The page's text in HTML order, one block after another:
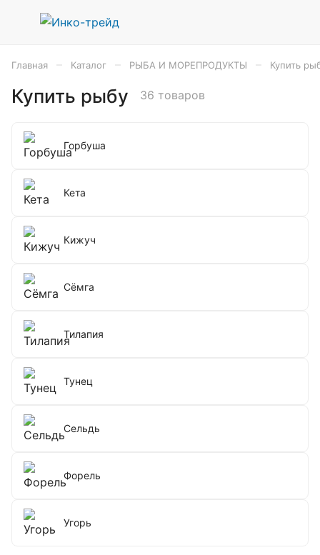
Главная Каталог РЫБА И МОРЕПРОДУКТЫ Купить
Купить рыбу 36 товаров
Горбуша
Кета
Кижуч
Сёмга
Тилапия
Тунец
Сельдь
Форель
Угорь